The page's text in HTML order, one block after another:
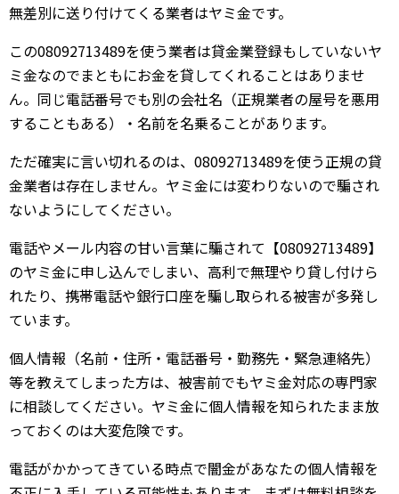
無差別に送り付けてくる業者はヤミ金です。
この08092713489を使う業者は貸金業登録もしていないヤ
ミ金なのでまともにお金を貸してくれることはありませ
ん。同じ電話番号でも別の会社名（正規業者の屋号を悪用
することもある）・名前を名乗ることがあります。
ただ確実に言い切れるのは、08092713489を使う正規の貸
金業者は存在しません。ヤミ金には変わりないので騙され
ないようにしてください。
電話やメール内容の甘い言葉に騙されて【08092713489】
のヤミ金に申し込んでしまい、高利で無理やり貸し付けら
れたり、携帯電話や銀行口座を騙し取られる被害が多発し
ています。
個人情報（名前・住所・電話番号・勤務先・緊急連絡先）
等を教えてしまった方は、被害前でもヤミ金対応の専門家
に相談してください。ヤミ金に個人情報を知られたまま放
っておくのは大変危険です。
電話がかかってきている時点で闇金があなたの個人情報を